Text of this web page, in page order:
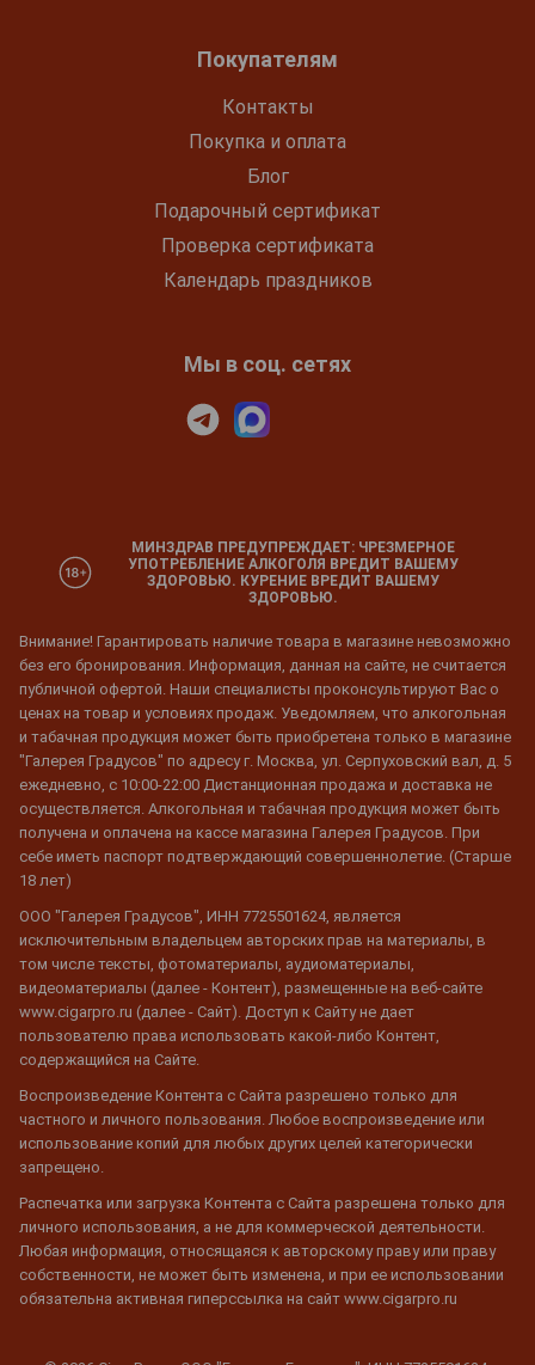
Покупателям
Контакты
Покупка и оплата
Блог
Подарочный сертификат
Проверка сертификата
Календарь праздников
Мы в соц. сетях
МИНЗДРАВ ПРЕДУПРЕЖДАЕТ: ЧРЕЗМЕРНОЕ
УПОТРЕБЛЕНИЕ АЛКОГОЛЯ ВРЕДИТ ВАШЕМУ
ЗДОРОВЬЮ. КУРЕНИЕ ВРЕДИТ ВАШЕМУ
ЗДОРОВЬЮ.
Внимание! Гарантировать наличие товара в магазине невозможно
без его бронирования. Информация, данная на сайте, не считается
публичной офертой. Наши специалисты проконсультируют Вас о
ценах на товар и условиях продаж. Уведомляем, что алкогольная
и табачная продукция может быть приобретена только в магазине
"Галерея Градусов" по адресу г. Москва, ул. Серпуховский вал, д. 5
ежедневно, с 10:00-22:00 Дистанционная продажа и доставка не
осуществляется. Алкогольная и табачная продукция может быть
получена и оплачена на кассе магазина Галерея Градусов. При
себе иметь паспорт подтверждающий совершеннолетие. (Старше
18 лет)
ООО "Галерея Градусов", ИНН 7725501624, является
исключительным владельцем авторских прав на материалы, в
том числе тексты, фотоматериалы, аудиоматериалы,
видеоматериалы (далее - Контент), размещенные на веб-сайте
www.cigarpro.ru (далее - Сайт). Доступ к Сайту не дает
пользователю права использовать какой-либо Контент,
содержащийся на Сайте.
Воспроизведение Контента с Сайта разрешено только для
частного и личного пользования. Любое воспроизведение или
использование копий для любых других целей категорически
запрещено.
Распечатка или загрузка Контента с Сайта разрешена только для
личного использования, а не для коммерческой деятельности.
Любая информация, относящаяся к авторскому праву или праву
собственности, не может быть изменена, и при ее использовании
обязательна активная гиперссылка на сайт www.cigarpro.ru